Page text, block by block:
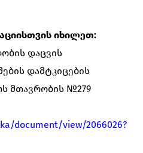
იხილეთ:
დაცვის
დამტკიცების
მთავრობის №279
document/view/2066026?